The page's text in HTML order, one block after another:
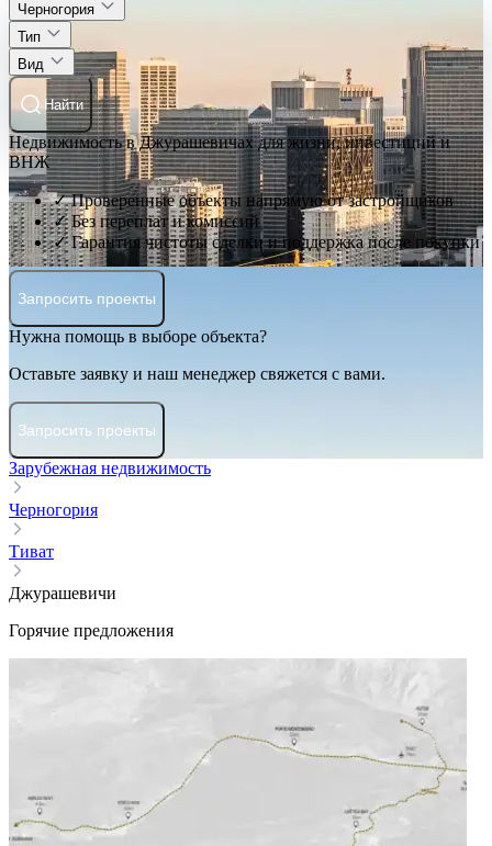
Черногория
Тип
Вид
Найти
Недвижимость в Джурашевичах для жизни, инвестиций и
ВНЖ
✓ Проверенные объекты напрямую от застройщиков
✓ Без переплат и комиссий
✓ Гарантия чистоты сделки и поддержка после покупки
Запросить проекты
Нужна помощь в выборе объекта?
Оставьте заявку и наш менеджер свяжется с вами.
Запросить проекты
Зарубежная недвижимость
Черногория
Тиват
Джурашевичи
Горячие предложения